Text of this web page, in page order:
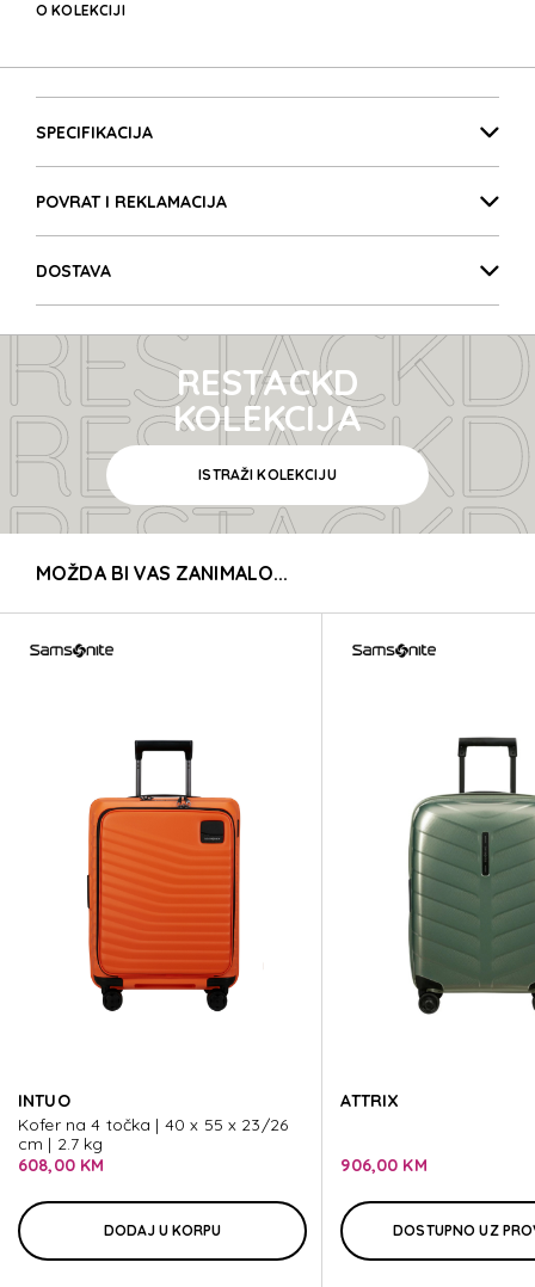
O KOLEKCIJI
SPECIFIKACIJA
POVRAT I REKLAMACIJA
DOSTAVA
RESTACKD
RESTACKD
RESTACKD
RESTACKD
RESTACKD
RESTACKD
RESTACKD
RESTACKD
RESTACKD
RESTACKD
RESTACKD
RESTACKD
RESTACKD
RESTACKD
KOLEKCIJA
ISTRAŽI KOLEKCIJU
MOŽDA BI VAS ZANIMALO...
INTUO
Kofer na 4 točka | 40 x 55 x 23/26
cm | 2.7 kg
608,00 KM
DODAJ U KORPU
ATTRIX
906,00 KM
DOSTUPNO UZ